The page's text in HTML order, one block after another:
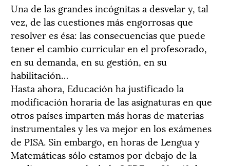
Una de las grandes incógnitas a desvelar y, tal
vez, de las cuestiones más engorrosas que
resolver es ésa: las consecuencias que puede
tener el cambio curricular en el profesorado,
en su demanda, en su gestión, en su
habilitación…
Hasta ahora, Educación ha justificado la
modificación horaria de las asignaturas en que
otros países imparten más horas de materias
instrumentales y les va mejor en los exámenes
de PISA. Sin embargo, en horas de Lengua y
Matemáticas sólo estamos por debajo de la